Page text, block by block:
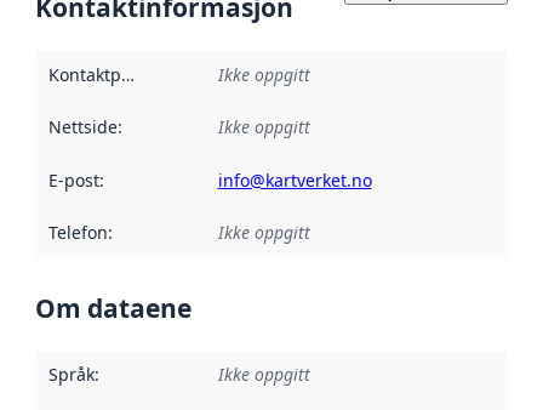
Kontaktinformasjon
Kontaktpunkt Ikke oppgitt
Nettside: Ikke oppgitt
E-post: info@kartverket.no
Telefon: Ikke oppgitt
Om dataene
Språk: Ikke oppgitt